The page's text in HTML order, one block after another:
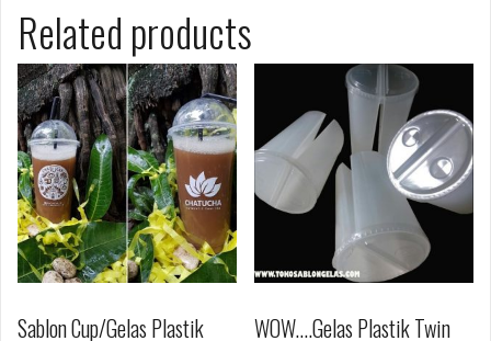
Related products
Sablon Cup/Gelas Plastik WOW….Gelas Plastik Twin